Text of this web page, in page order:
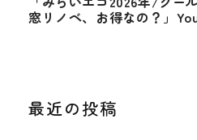
窓リノベ、お得なの？」
最近の投稿